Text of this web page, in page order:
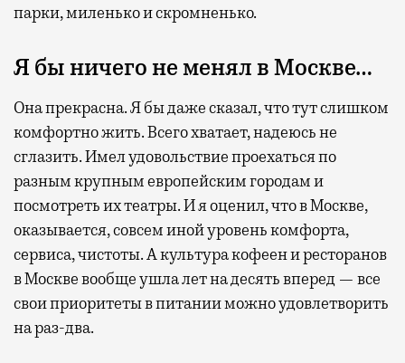
парки, миленько и скромненько.
Я бы ничего не менял в Москве…
Она прекрасна. Я бы даже сказал, что тут слишком
комфортно жить. Всего хватает, надеюсь не
сглазить. Имел удовольствие проехаться по
разным крупным европейским городам и
посмотреть их театры. И я оценил, что в Москве,
оказывается, совсем иной уровень комфорта,
сервиса, чистоты. А культура кофеен и ресторанов
в Москве вообще ушла лет на десять вперед — все
свои приоритеты в питании можно удовлетворить
на раз-два.